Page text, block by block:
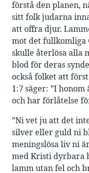
förstå den planen,
sitt folk judarna
att offra djur.
mot det fullkomliga
skulle återlösa alla
blod för deras
också folket att
1:7 säger: ”I
och har förlåtelse
”Ni vet ju att det
silver eller guld ni
meningslösa liv ni
med Kristi dyrbara
lamm utan fel och